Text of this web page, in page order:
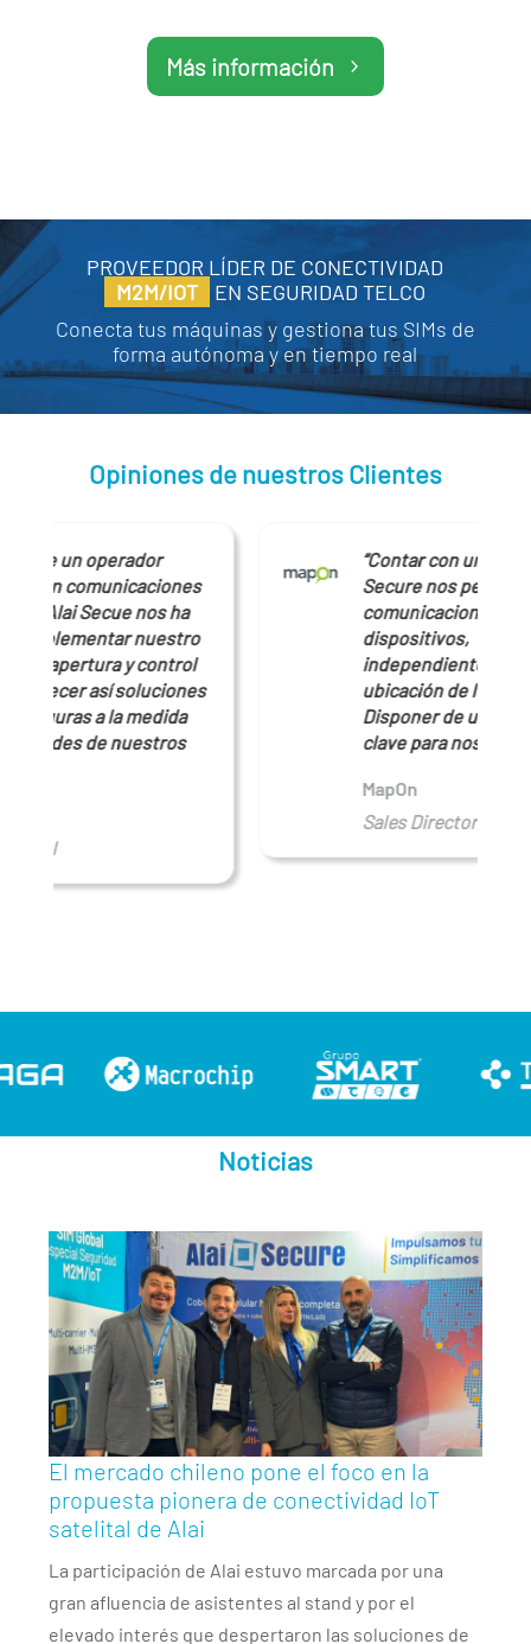
Más información
PROVEEDOR LÍDER DE CONECTIVIDAD
M2M/IOT
EN SEGURIDAD TELCO
Conecta tus máquinas y gestiona tus SIMs de
forma autónoma y en tiempo real
Opiniones de nuestros Clientes
“Contar con un partner como Alai
Secure nos permite garantizar las
comunicaciones de nuestros
dispositivos,
independientemente de la
ubicación de los mismos.
Disponer de un SLA 24×7 ha sido
clave para nosotros”
Noticias
El mercado chileno pone el foco en la
propuesta pionera de conectividad IoT
satelital de Alai
La participación de Alai estuvo marcada por una
gran afluencia de asistentes al stand y por el
elevado interés que despertaron las soluciones de